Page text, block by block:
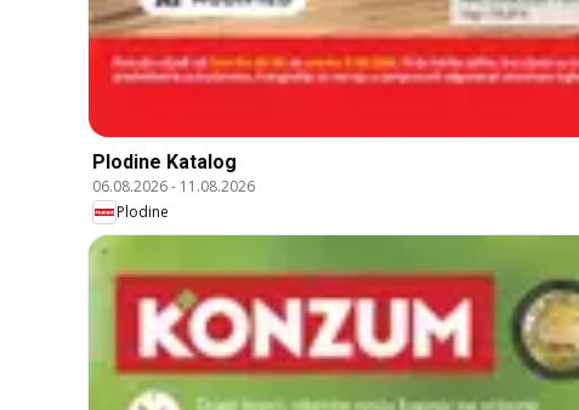
Plodine Katalog
06.08.2026- 11.08.2026
Plodine